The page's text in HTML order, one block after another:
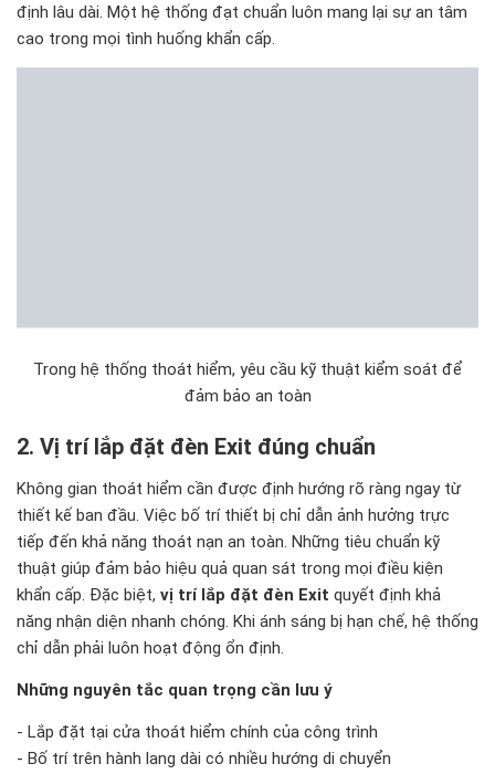
định lâu dài. Một hệ thống đạt chuẩn luôn mang lại sự an tâm
cao trong mọi tình huống khẩn cấp.
Trong hệ thống thoát hiểm, yêu cầu kỹ thuật kiểm soát để
đảm bảo an toàn
2. Vị trí lắp đặt đèn Exit đúng chuẩn
Không gian thoát hiểm cần được định hướng rõ ràng ngay từ
thiết kế ban đầu. Việc bố trí thiết bị chỉ dẫn ảnh hưởng trực
tiếp đến khả năng thoát nạn an toàn. Những tiêu chuẩn kỹ
thuật giúp đảm bảo hiệu quả quan sát trong mọi điều kiện
khẩn cấp. Đặc biệt, vị trí lắp đặt đèn Exit quyết định khả
năng nhận diện nhanh chóng. Khi ánh sáng bị hạn chế, hệ thống
chỉ dẫn phải luôn hoạt động ổn định.
Những nguyên tắc quan trọng cần lưu ý
- Lắp đặt tại cửa thoát hiểm chính của công trình
- Bố trí trên hành lang dài có nhiều hướng di chuyển